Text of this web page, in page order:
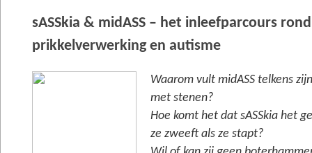
sASSkia & midASS – het inleefparcours
prikkelverwerking en autisme
Waarom vult midASS telkens
met stenen?
Hoe komt het dat sASSkia het
ze zweeft als ze stapt?